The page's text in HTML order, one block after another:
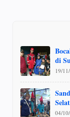
di
19/
04/